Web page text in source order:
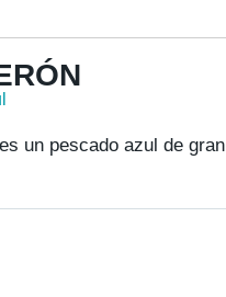
un pescado azul de gran